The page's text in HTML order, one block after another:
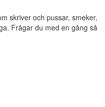
skriver och pussar, smeker,
Frågar du med en gång så